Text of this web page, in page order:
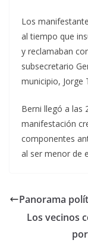
Los
al tiempo que
y reclamaban
subsecretario
municipio, Jorge
Berni llegó a las
manifestación
componentes
al ser menor de
Panorama
Los vecinos